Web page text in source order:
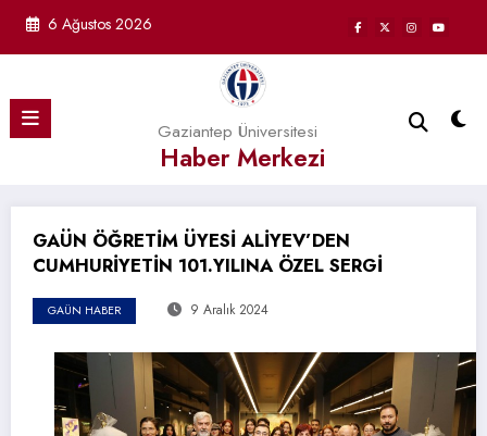
6 Ağustos 2026
Gaziantep Üniversitesi
Haber Merkezi
GAÜN ÖĞRETİM ÜYESİ ALİYEV’DEN
CUMHURİYETİN 101.YILINA ÖZEL SERGİ
GAÜN HABER 9 Aralık 2024